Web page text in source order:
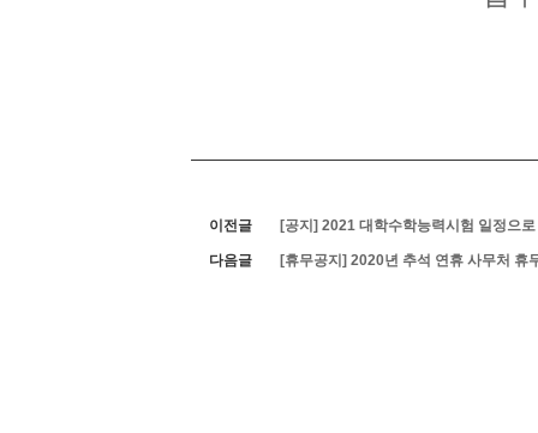
이전글 [공지] 2021 대학수학능력시험 일정으
다음글 [휴무공지] 2020년 추석 연휴 사무처 휴